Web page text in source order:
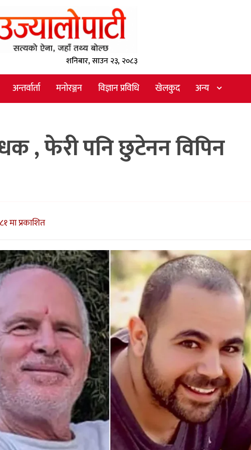
शनिबार, साउन २३, २०८३
अन्तर्वार्ता मनोरञ्जन विज्ञान प्रविधि खेलकुद अन्य
, फेरी पनि छुटेनन विपिन
मा प्रकाशित